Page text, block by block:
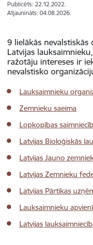
Publicēts: 22.12.2022.
Atjaunināts: 04.08.2026.
9 lielākās
Latvijas
ražotāju intereses ir
nevalstisko
Lauksaimnieku
Zemnieku saeima
Lopkopības
Latvijas Bioloģiskās
Latvijas Jauno
Latvijas Zemnieku
Latvijas Pārtikas
Lauksaimnieku
Latvijas